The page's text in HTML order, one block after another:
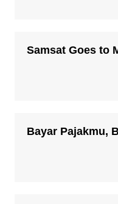
Samsat Goes to
Bayar Pajakmu,